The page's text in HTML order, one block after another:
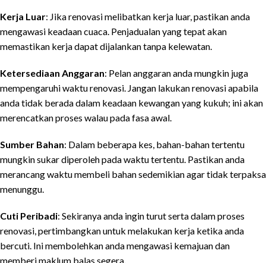
Kerja Luar: Jika renovasi melibatkan kerja luar, pastikan anda
mengawasi keadaan cuaca. Penjadualan yang tepat akan
memastikan kerja dapat dijalankan tanpa kelewatan.
Ketersediaan Anggaran: Pelan anggaran anda mungkin juga
mempengaruhi waktu renovasi. Jangan lakukan renovasi apabila
anda tidak berada dalam keadaan kewangan yang kukuh; ini akan
merencatkan proses walau pada fasa awal.
Sumber Bahan: Dalam beberapa kes, bahan-bahan tertentu
mungkin sukar diperoleh pada waktu tertentu. Pastikan anda
merancang waktu membeli bahan sedemikian agar tidak terpaksa
menunggu.
Cuti Peribadi: Sekiranya anda ingin turut serta dalam proses
renovasi, pertimbangkan untuk melakukan kerja ketika anda
bercuti. Ini membolehkan anda mengawasi kemajuan dan
memberi maklum balas segera.